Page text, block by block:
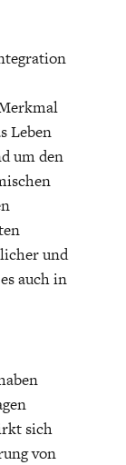
Leben
um den
und
auch in
sich
von